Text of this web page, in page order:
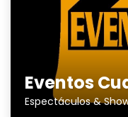
Eventos
Espectáculos &